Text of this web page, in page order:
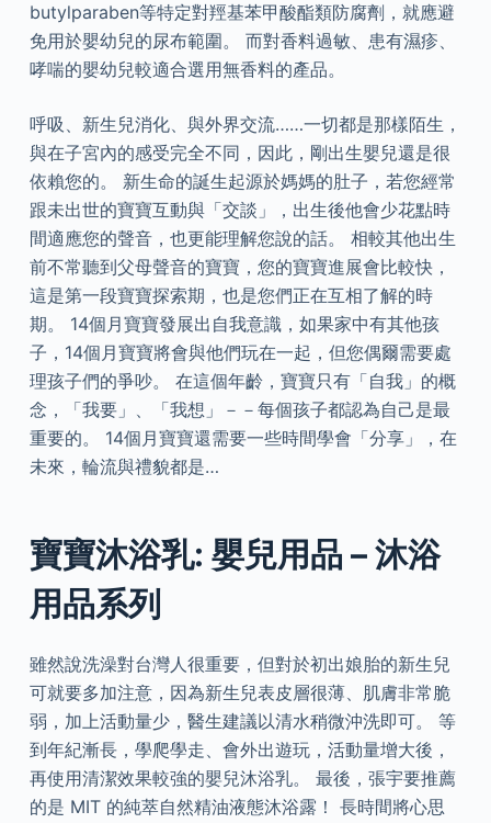
butylparaben等特定對羥基苯甲酸酯類防腐劑，就應避
免用於嬰幼兒的尿布範圍。 而對香料過敏、患有濕疹、
哮喘的嬰幼兒較適合選用無香料的產品。
呼吸、新生兒消化、與外界交流……一切都是那樣陌生，
與在子宮內的感受完全不同，因此，剛出生嬰兒還是很
依賴您的。 新生命的誕生起源於媽媽的肚子，若您經常
跟未出世的寶寶互動與「交談」，出生後他會少花點時
間適應您的聲音，也更能理解您說的話。 相較其他出生
前不常聽到父母聲音的寶寶，您的寶寶進展會比較快，
這是第一段寶寶探索期，也是您們正在互相了解的時
期。 14個月寶寶發展出自我意識，如果家中有其他孩
子，14個月寶寶將會與他們玩在一起，但您偶爾需要處
理孩子們的爭吵。 在這個年齡，寶寶只有「自我」的概
念，「我要」、「我想」－－每個孩子都認為自己是最
重要的。 14個月寶寶還需要一些時間學會「分享」，在
未來，輪流與禮貌都是…
寶寶沐浴乳: 嬰兒用品 – 沐浴
用品系列
雖然說洗澡對台灣人很重要，但對於初出娘胎的新生兒
可就要多加注意，因為新生兒表皮層很薄、肌膚非常脆
弱，加上活動量少，醫生建議以清水稍微沖洗即可。 等
到年紀漸長，學爬學走、會外出遊玩，活動量增大後，
再使用清潔效果較強的嬰兒沐浴乳。 最後，張宇要推薦
的是 MIT 的純萃自然精油液態沐浴露！ 長時間將心思